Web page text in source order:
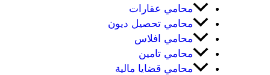
محامي عقارات
محامي تحصيل ديون
محامي افلاس
محامي تامين
محامي قضايا مالية